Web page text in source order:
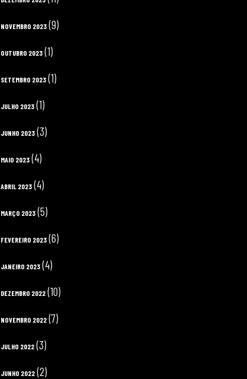
NOVEMBRO 2023 (9)
OUTUBRO 2023 (1)
SETEMBRO 2023 (1)
JULHO 2023 (1)
JUNHO 2023 (3)
MAIO 2023 (4)
ABRIL 2023 (4)
MARÇO 2023 (5)
FEVEREIRO 2023 (6)
JANEIRO 2023 (4)
DEZEMBRO 2022 (10)
NOVEMBRO 2022 (7)
JULHO 2022 (3)
JUNHO 2022 (2)